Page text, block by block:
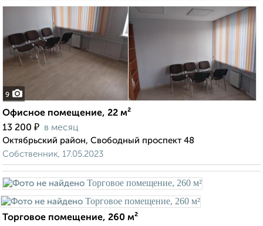
9
Офисное помещение, 22 м²
13 200 ₽ в месяц
Октябрьский район, Свободный проспект 48
Собственник, 17.05.2023
Торговое помещение, 260 м²